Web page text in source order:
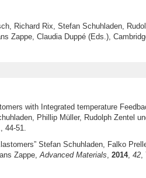
Richard Rix, Stefan Schuhladen,
Zappe, Claudia Duppé (Eds.),
with Integrated temperature
Phillip Müller, Rudolph Zentel
, 44-51.
Stefan Schuhladen, Falko
Zappe, Advanced Materials 2014, 42,